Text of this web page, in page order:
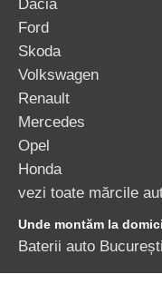
Dacia
Ford
Skoda
Volkswagen
Renault
Mercedes
Opel
Honda
vezi toate mărcile
Unde montăm la
Baterii auto București